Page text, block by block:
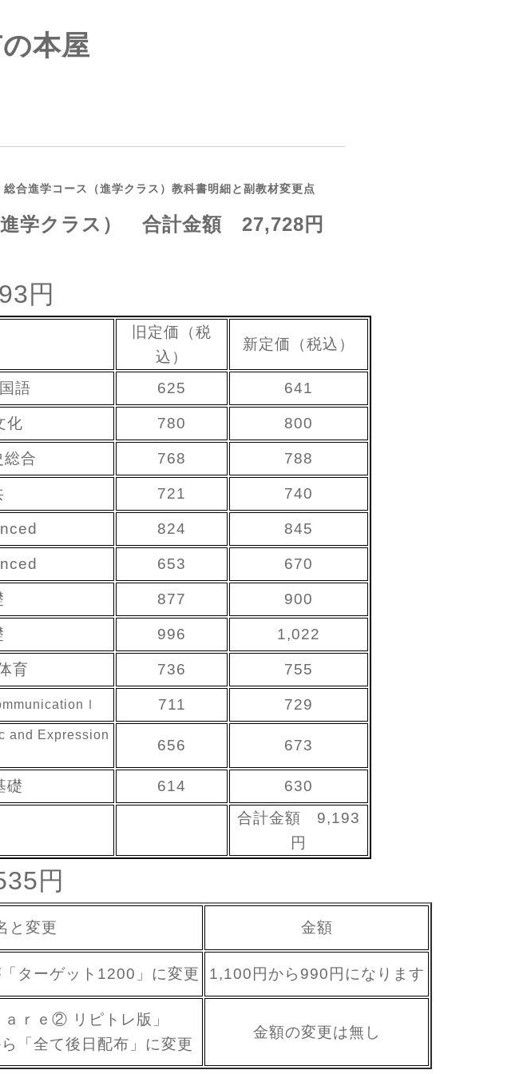
本屋
合進学コース（進学クラス）教科書明細と副教材変更点
進学クラス） 合計金額 27,728円
円
旧定価（税
込）
新定価（税込）
語 625 641
化 780 800
総合 768 788
721 740
824 845
653 670
877 900
996 1,022
育 736 755
711 729
and Expression
656 673
礎 614
630
合計金額 9,193
円
円
と変更 金額
ターゲット1200」に変更 1,100円から990円になります
ａｒｅ② リピトレ版」
「全て後日配布」に変更
金額の変更は無し